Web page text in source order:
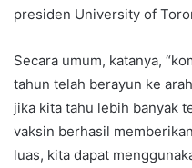
presiden University of
Secara umum, katanya,
tahun telah berayun ke
jika kita tahu lebih banyak
vaksin berhasil
luas, kita dapat